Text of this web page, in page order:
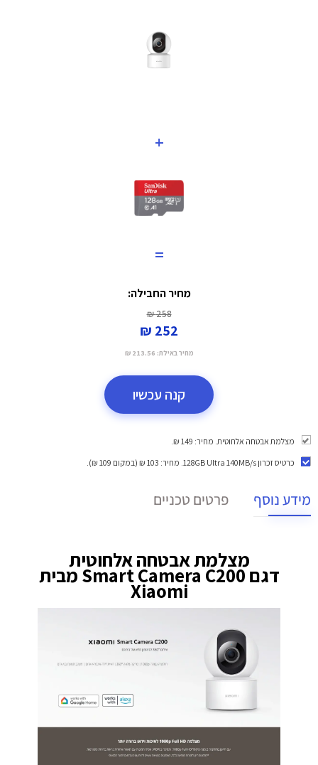
+
=
מחיר החבילה:
258 ₪
252 ₪
מחיר באילת: 213.56 ₪
קנה עכשיו
מצלמת אבטחה אלחוטית. מחיר: 149 ₪.
כרטיס זכרון 128GB Ultra 140MB/s
. מחיר: 103 ₪ (במקום 109 ₪).
מידע נוסף פרטים טכניים
מצלמת אבטחה אלחוטית
דגם Smart Camera C200 מבית
Xiaomi